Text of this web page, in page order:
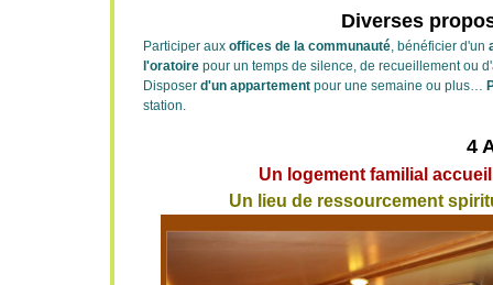
Diverses
Participer aux offices de la communauté, bénéficier d'un
l'oratoire pour un temps de silence, de recueillement ou
Disposer d'un appartement pour une semaine ou plus…
station.
4
Un logement familial
Un lieu de ressourcement